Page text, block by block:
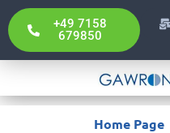
+49 7158
679850
Home Page